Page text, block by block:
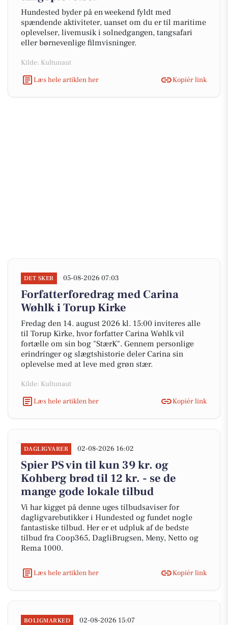
Hundested byder på en weekend fyldt med
spændende aktiviteter, uanset om du er til maritime
oplevelser, livemusik i solnedgangen, tangsafari
eller børnevenlige filmvisninger.
Kilde: Kultunaut
Læs hele artiklen her
Kopiér link
DET SKER 05-08-2026 07:03
Forfatterforedrag med Carina
Wøhlk i Torup Kirke
Fredag den 14. august 2026 kl. 15:00 inviteres alle
til Torup Kirke, hvor forfatter Carina Wøhlk vil
fortælle om sin bog "StærK". Gennem personlige
erindringer og slægtshistorie deler Carina sin
oplevelse med at leve med grøn stær.
Kilde: Kultunaut
Læs hele artiklen her
Kopiér link
DAGLIGVARER 02-08-2026 16:02
Spier PS vin til kun 39 kr. og
Kohberg brød til 12 kr. - se de
mange gode lokale tilbud
Vi har kigget på denne uges tilbudsaviser for
dagligvarebutikker i Hundested og fundet nogle
fantastiske tilbud. Her er et udpluk af de bedste
tilbud fra Coop365, DagliBrugsen, Meny, Netto og
Rema 1000.
Læs hele artiklen her Kopiér link
BOLIGMARKED 02-08-2026 15:07